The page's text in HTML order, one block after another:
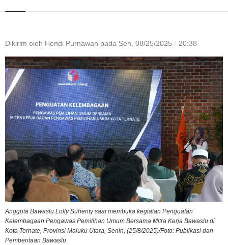
Dikirim oleh Hendi Purnawan pada Sen, 08/25/2025 - 20:38
Anggota Bawaslu Lolly Suhenty saat membuka kegiatan Penguatan
Kelembagaan Pengawas Pemilihan Umum Bersama Mitra Kerja Bawaslu di
Kota Ternate, Provinsi Maluku Utara, Senin, (25/8/2025)/Foto: Publikasi dan
Pemberitaan Bawaslu